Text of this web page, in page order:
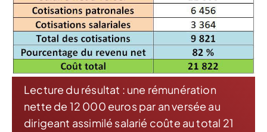
Lecture du résultat : une rémunération
nette de 12 000 euros par an versée au
dirigeant assimilé salarié coûte au total 21